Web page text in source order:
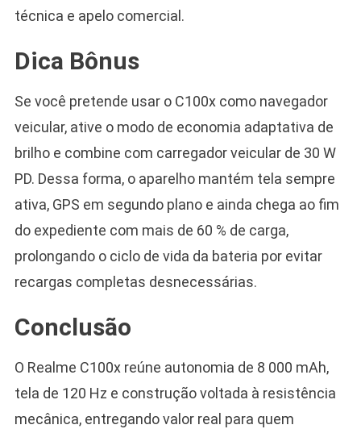
técnica e apelo comercial.
Dica Bônus
Se você pretende usar o C100x como navegador
veicular, ative o modo de economia adaptativa de
brilho e combine com carregador veicular de 30 W
PD. Dessa forma, o aparelho mantém tela sempre
ativa, GPS em segundo plano e ainda chega ao fim
do expediente com mais de 60 % de carga,
prolongando o ciclo de vida da bateria por evitar
recargas completas desnecessárias.
Conclusão
O Realme C100x reúne autonomia de 8 000 mAh,
tela de 120 Hz e construção voltada à resistência
mecânica, entregando valor real para quem